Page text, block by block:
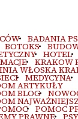
BADANIA
BOTOKS
HOTEL
KRAKOW
WŁOSKA
MEDYCYNA
ARTYKUŁY
BLOG
POMOC
PRAWNE